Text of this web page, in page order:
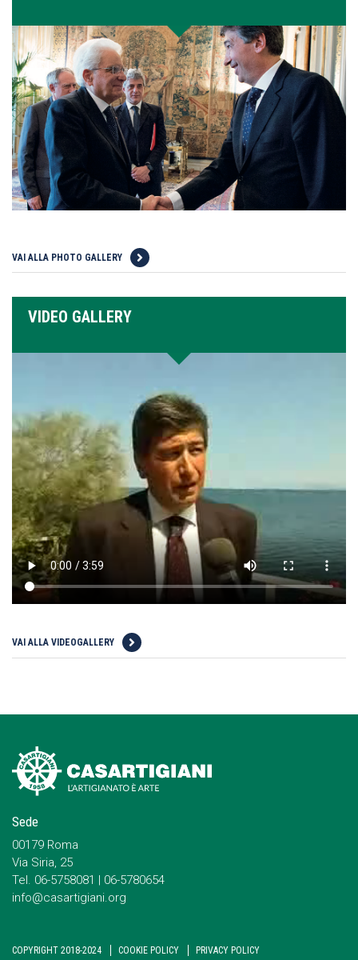
VAI ALLA PHOTO GALLERY
VIDEO GALLERY
VAI ALLA VIDEOGALLERY
Sede
00179 Roma
Via Siria, 25
Tel. 06-5758081 | 06-5780654
info@casartigiani.org
COPYRIGHT 2018-2024 COOKIE POLICY PRIVACY POLICY